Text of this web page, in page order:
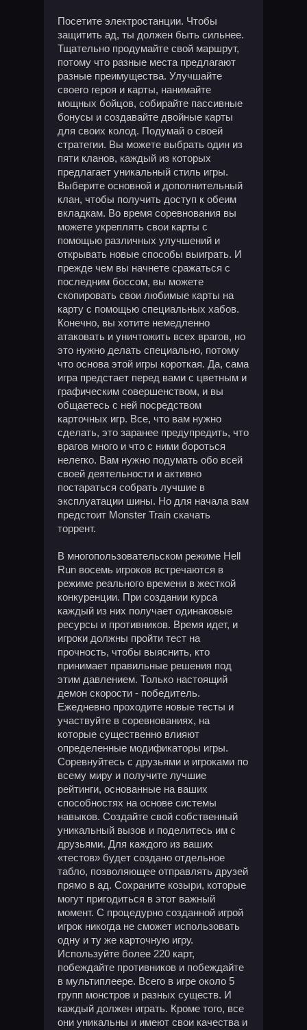
Посетите электростанции. Чтобы
защитить ад, ты должен быть сильнее.
Тщательно продумайте свой маршрут,
потому что разные места предлагают
разные преимущества. Улучшайте
своего героя и карты, нанимайте
мощных бойцов, собирайте пассивные
бонусы и создавайте двойные карты
для своих колод. Подумай о своей
стратегии. Вы можете выбрать один из
пяти кланов, каждый из которых
предлагает уникальный стиль игры.
Выберите основной и дополнительный
клан, чтобы получить доступ к обеим
вкладкам. Во время соревнования вы
можете укреплять свои карты с
помощью различных улучшений и
открывать новые способы выиграть. И
прежде чем вы начнете сражаться с
последним боссом, вы можете
скопировать свои любимые карты на
карту с помощью специальных хабов.
Конечно, вы хотите немедленно
атаковать и уничтожить всех врагов, но
это нужно делать специально, потому
что основа этой игры короткая. Да, сама
игра предстает перед вами с цветным и
графическим совершенством, и вы
общаетесь с ней посредством
карточных игр. Все, что вам нужно
сделать, это заранее предупредить, что
врагов много и что с ними бороться
нелегко. Вам нужно подумать обо всей
своей деятельности и активно
постараться собрать лучшие в
эксплуатации шины. Но для начала вам
предстоит Monster Train скачать
торрент.
В многопользовательском режиме Hell
Run восемь игроков встречаются в
режиме реального времени в жесткой
конкуренции. При создании курса
каждый из них получает одинаковые
ресурсы и противников. Время идет, и
игроки должны пройти тест на
прочность, чтобы выяснить, кто
принимает правильные решения под
этим давлением. Только настоящий
демон скорости - победитель.
Ежедневно проходите новые тесты и
участвуйте в соревнованиях, на
которые существенно влияют
определенные модификаторы игры.
Соревнуйтесь с друзьями и игроками по
всему миру и получите лучшие
рейтинги, основанные на ваших
способностях на основе системы
навыков. Создайте свой собственный
уникальный вызов и поделитесь им с
друзьями. Для каждого из ваших
«тестов» будет создано отдельное
табло, позволяющее отправлять друзей
прямо в ад. Сохраните козыри, которые
могут пригодиться в этот важный
момент. С процедурно созданной игрой
игрок никогда не сможет использовать
одну и ту же карточную игру.
Используйте более 220 карт,
побеждайте противников и побеждайте
в мультиплеере. Всего в игре около 5
групп монстров и разных существ. И
каждый должен играть. Кроме того, все
они уникальны и имеют свои качества и